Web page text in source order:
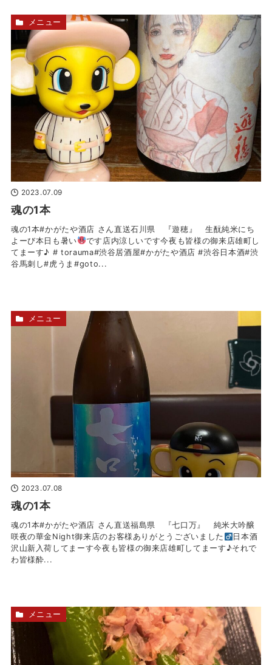
2023.07.09
魂の1本
魂の1本#かがたや酒店 さん直送石川県 『遊穂』 生酛純米にち
よーび本日も暑い
です店内涼しいです今夜も皆様の御来店雄町し
てまーす♪ # torauma#渋谷居酒屋#かがたや酒店 #渋谷日本酒#渋
谷馬刺し#虎うま#goto...
メニュー
2023.07.08
魂の1本
魂の1本#かがたや酒店 さん直送福島県 『七口万』 純米大吟醸
咲夜の華金Night御来店のお客様ありがとうございました‍
日本酒
沢山新入荷してまーす今夜も皆様の御来店雄町してまーす♪それで
わ皆様酔...
メニュー
メニュー